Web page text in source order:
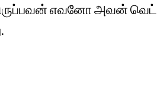
எவனோ அவன்